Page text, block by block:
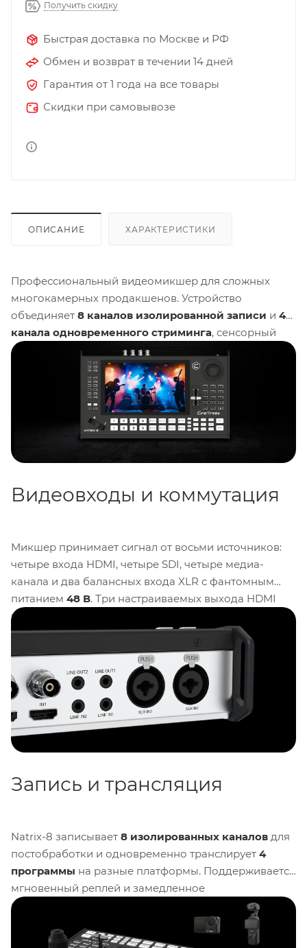
Получить скидку
Быстрая доставка по Москве и РФ
Обмен и возврат в течении 14 дней
Гарантия от 1 года на все товары
Скидки при самовывозе
ОПИСАНИЕ ХАРАКТЕРИСТИКИ
Профессиональный видеомикшер для сложных
многокамерных продакшенов. Устройство
объединяет 8 каналов изолированной записи и 4
канала одновременного стриминга, сенсорный
дисплей
10,1 дюйма и поддержку источников HDMI,
SDI, NDI, RTSP и веб-камер. Ключевые
преимущества двойной движок SuperSource,
мгновенный реплей, профессиональное сведение
аудио и полное управление по сети.
Видеовходы и коммутация
Микшер принимает сигнал от восьми источников:
четыре входа HDMI, четыре SDI, четыре медиа-
канала и два балансных входа XLR с фантомным
питанием 48 В. Три настраиваемых выхода HDMI
можно назначить на программу, мультивью или
кастомную раскладку. Гибкая маршрутизация
позволяет работать с камерами, плеерами,
стримами и браузерными источниками в едином
интерфейсе.
Запись и трансляция
Natrix-8 записывает 8 изолированных каналов для
постобработки и одновременно транслирует 4
программы на разные платформы. Поддерживается
мгновенный реплей и замедленное
воспроизведение для спортивных и событийных
трансляций. Встроенный браузерный движок
отображает веб-контент и презентации PPT